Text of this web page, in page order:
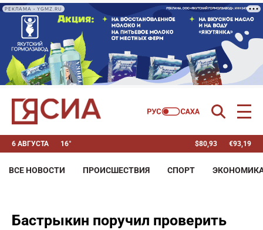
РЕКЛАМА • YGMZ.RU
6 АВГУСТА 16° $80,93 €93,19
ВСЕ НОВОСТИ ПРОИСШЕСТВИЯ СПОРТ
Бастрыкин поручил проверить